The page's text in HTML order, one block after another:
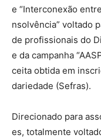
e “Interconexão
nsolvência” voltado
de profissionais do
e da campanha
ceita obtida em
dariedade (Sefras).
Direcionado para
es, totalmente